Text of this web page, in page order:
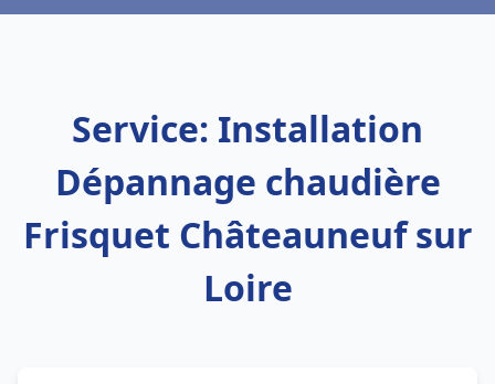
Service: Installation
Dépannage chaudière
Frisquet Châteauneuf sur
Loire